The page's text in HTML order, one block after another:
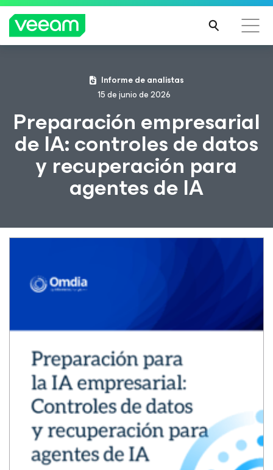
Guía de Veeam para los clientes afectados por la
actualización de contenido de CrowdStrike
INFO
RMA
CIÓN
Informe de analistas
15 de junio de 2026
Preparación empresarial
de IA: controles de datos
y recuperación para
agentes de IA